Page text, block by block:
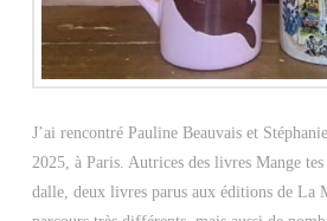
J’ai rencontré Pauline Beauvais et
2025, à Paris. Autrices des livres Mange
dalle, deux livres parus aux éditions de La